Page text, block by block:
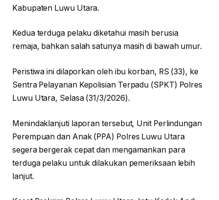
Kabupaten Luwu Utara.
Kedua terduga pelaku diketahui masih berusia
remaja, bahkan salah satunya masih di bawah umur.
Peristiwa ini dilaporkan oleh ibu korban, RS (33), ke
Sentra Pelayanan Kepolisian Terpadu (SPKT) Polres
Luwu Utara, Selasa (31/3/2026).
Menindaklanjuti laporan tersebut, Unit Perlindungan
Perempuan dan Anak (PPA) Polres Luwu Utara
segera bergerak cepat dan mengamankan para
terduga pelaku untuk dilakukan pemeriksaan lebih
lanjut.